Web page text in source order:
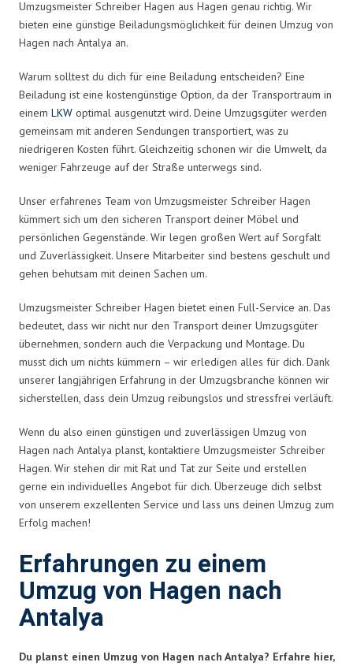
Umzugsmeister Schreiber Hagen aus Hagen genau richtig. Wir
bieten eine günstige Beiladungsmöglichkeit für deinen Umzug von
Hagen nach Antalya an.
Warum solltest du dich für eine Beiladung entscheiden? Eine
Beiladung ist eine kostengünstige Option, da der Transportraum in
einem LKW optimal ausgenutzt wird. Deine Umzugsgüter werden
gemeinsam mit anderen Sendungen transportiert, was zu
niedrigeren Kosten führt. Gleichzeitig schonen wir die Umwelt, da
weniger Fahrzeuge auf der Straße unterwegs sind.
Unser erfahrenes Team von Umzugsmeister Schreiber Hagen
kümmert sich um den sicheren Transport deiner Möbel und
persönlichen Gegenstände. Wir legen großen Wert auf Sorgfalt
und Zuverlässigkeit. Unsere Mitarbeiter sind bestens geschult und
gehen behutsam mit deinen Sachen um.
Umzugsmeister Schreiber Hagen bietet einen Full-Service an. Das
bedeutet, dass wir nicht nur den Transport deiner Umzugsgüter
übernehmen, sondern auch die Verpackung und Montage. Du
musst dich um nichts kümmern – wir erledigen alles für dich. Dank
unserer langjährigen Erfahrung in der Umzugsbranche können wir
sicherstellen, dass dein Umzug reibungslos und stressfrei verläuft.
Wenn du also einen günstigen und zuverlässigen Umzug von
Hagen nach Antalya planst, kontaktiere Umzugsmeister Schreiber
Hagen. Wir stehen dir mit Rat und Tat zur Seite und erstellen
gerne ein individuelles Angebot für dich. Überzeuge dich selbst
von unserem exzellenten Service und lass uns deinen Umzug zum
Erfolg machen!
Erfahrungen zu einem
Umzug von Hagen nach
Antalya
Du planst einen Umzug von Hagen nach Antalya? Erfahre hier,